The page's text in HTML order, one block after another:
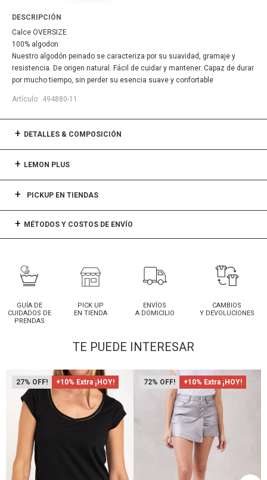
DESCRIPCIÓN
Calce OVERSIZE
100% algodon
Nuestro algodón peinado se caracteriza por su suavidad, gramaje y
resistencia. De origen natural. Fácil de cuidar y mantener. Capaz de durar
por mucho tiempo, sin perder su esencia suave y confortable
494880-11
DETALLES & COMPOSICIÓN
LEMON PLUS
PICKUP EN TIENDAS
MÉTODOS Y COSTOS DE ENVÍO
GUÍA DE
CUIDADOS DE
PRENDAS
PICK UP
EN TIENDA
ENVÍOS
A DOMICILIO
CAMBIOS
Y DEVOLUCIONES
TE PUEDE INTERESAR
27 +10% Extra ¡HOY! 72 +10% Extra ¡HOY!